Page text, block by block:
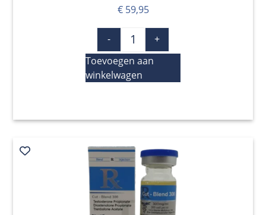
€59,95
-
+
Toevoegen aan
winkelwagen